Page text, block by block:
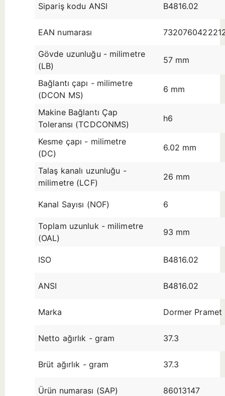
Sipariş kodu ANSI B4816.02
EAN numarası
Gövde uzunluğu - milimetre
(LB)
57 mm
Bağlantı çapı - milimetre
(DCON MS)
6 mm
Makine Bağlantı Çap
Toleransı (TCDCONMS)
h6
Kesme çapı - milimetre
(DC)
6.02 mm
Talaş kanalı uzunluğu -
milimetre (LCF)
26 mm
Kanal Sayısı (NOF) 6
Toplam uzunluk - milimetre
(OAL)
93 mm
ISO B4816.02
ANSI B4816.02
Marka Dormer Pramet
Netto ağırlık - gram 37.3
Brüt ağırlık - gram 37.3
Ürün numarası (SAP) 86013147